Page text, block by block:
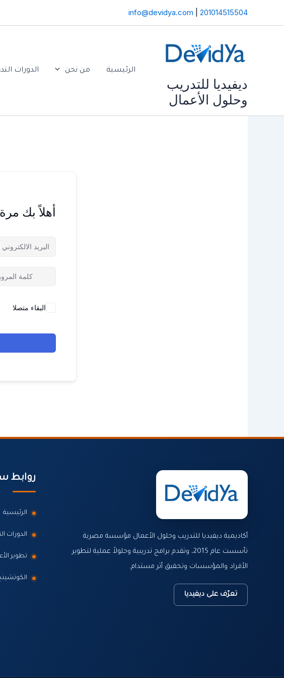
info@devidya.com 201014515504
ديفيديا للتدريب
وحلول الأعمال
الرئيسية من نحن الدورات
أهلاً بك
البقاء متصلا
أكاديمية ديفيديا للتدريب وحلول الأعمال مؤسسة مصرية
تأسست عام 2015، وتقدم برامج تدريبية وحلولاً عملية لتطوير
الأفراد والمؤسسات وتحقيق أثر مستدام.
تعرّف على ديفيديا
روابط
الرئيسية
الدورات
تطوير